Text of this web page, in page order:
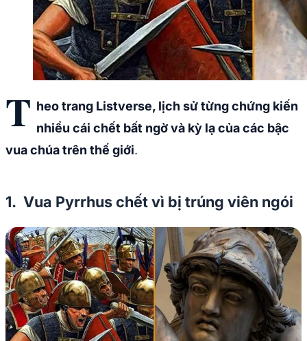
T heo trang Listverse, lịch sử từng chứng kiến
nhiều cái chết bất ngờ và kỳ lạ của các bậc
vua chúa trên thế giới.
1. Vua Pyrrhus chết vì bị trúng viên ngói